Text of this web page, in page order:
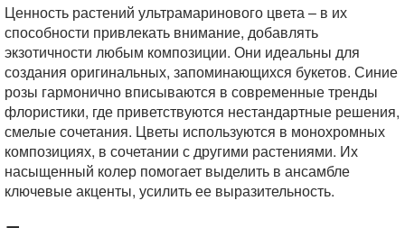
Ценность растений ультрамаринового цвета – в их
способности привлекать внимание, добавлять
экзотичности любым композиции. Они идеальны для
создания оригинальных, запоминающихся букетов. Синие
розы гармонично вписываются в современные тренды
флористики, где приветствуются нестандартные решения,
смелые сочетания. Цветы используются в монохромных
композициях, в сочетании с другими растениями. Их
насыщенный колер помогает выделить в ансамбле
ключевые акценты, усилить ее выразительность.